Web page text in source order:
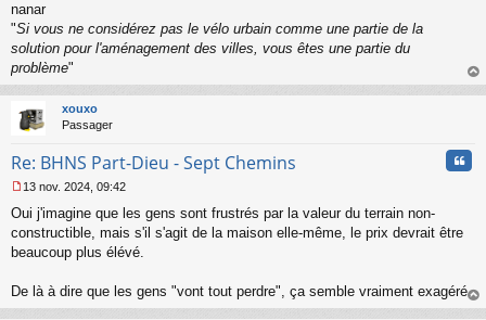
nanar
"Si vous ne considérez pas le vélo urbain comme une partie de la
solution pour l'aménagement des villes, vous êtes une partie du
problème"
au
xouxo
Passager
Re: BHNS Part-Dieu - Sept Chemins
e
s
s
e
n
13 nov. 2024, 09:42
Oui j'imagine que les gens sont frustrés par la valeur du terrain non-
constructible, mais s'il s'agit de la maison elle-même, le prix devrait être
beaucoup plus élévé.
De là à dire que les gens "vont tout perdre", ça semble vraiment exagéré.
au